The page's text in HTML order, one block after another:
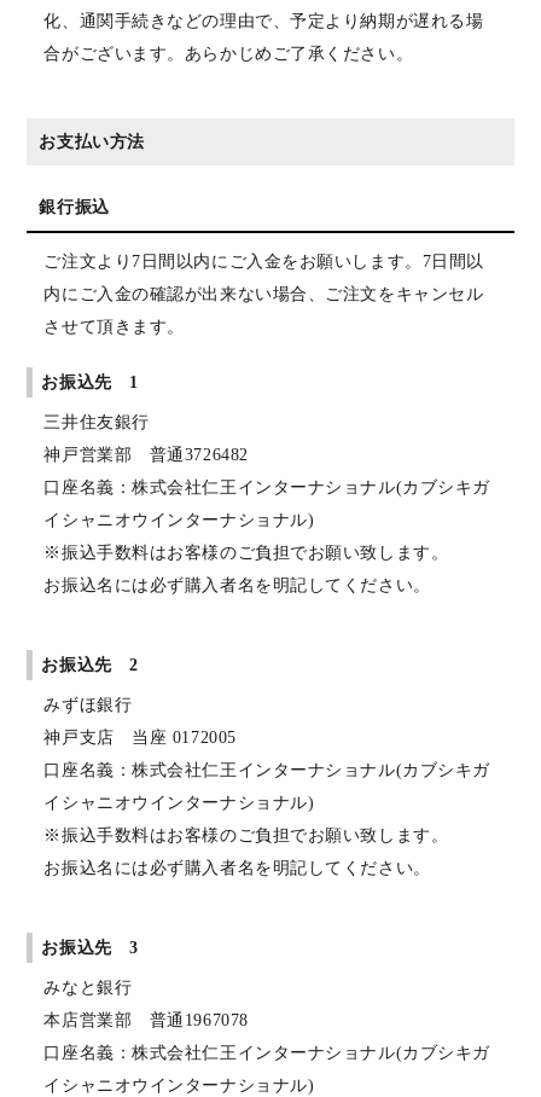
化、通関手続きなどの理由で、予定より納期が遅れる場
合がございます。あらかじめご了承ください。
お支払い方法
銀行振込
ご注文より7日間以内にご入金をお願いします。7日間以
内にご入金の確認が出来ない場合、ご注文をキャンセル
させて頂きます。
お振込先 1
三井住友銀行
神戸営業部 普通3726482
口座名義：株式会社仁王インターナショナル(カブシキガ
イシャニオウインターナショナル)
※振込手数料はお客様のご負担でお願い致します。
お振込名には必ず購入者名を明記してください。
お振込先 2
みずほ銀行
神戸支店 当座 0172005
口座名義：株式会社仁王インターナショナル(カブシキガ
イシャニオウインターナショナル)
※振込手数料はお客様のご負担でお願い致します。
お振込名には必ず購入者名を明記してください。
お振込先 3
みなと銀行
本店営業部 普通1967078
口座名義：株式会社仁王インターナショナル(カブシキガ
イシャニオウインターナショナル)